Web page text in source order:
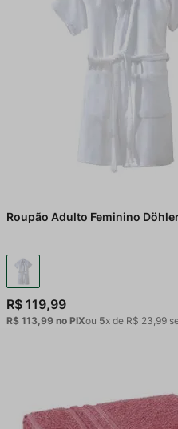
Roupão Adulto Feminino
R$ 119,99
R$ 113,99 no PIXou 5x de R$ 23,99